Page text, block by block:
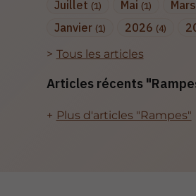
Juillet (1) Mai (1) Mars
Janvier (1) 2026 (4)
Tous les articles
Articles récents
Plus d'articles "Rampes"